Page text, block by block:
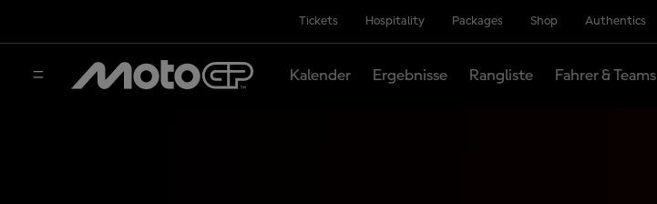
Tickets Hospitality Packages Shop Authentics
Kalender Ergebnisse Rangliste Fahrer & Teams